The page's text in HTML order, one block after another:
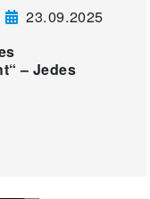
23.09.2025
– Jedes